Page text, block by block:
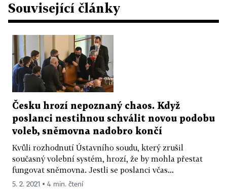
Související články
Česku hrozí nepoznaný chaos. Když
poslanci nestihnou schválit novou podobu
voleb, sněmovna nadobro končí
Kvůli rozhodnutí Ústavního soudu, který zrušil
současný volební systém, hrozí, že by mohla přestat
fungovat sněmovna. Jestli se poslanci včas...
5. 2. 2021 ▪ 4 min. čtení